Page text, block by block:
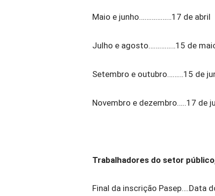
Maio e junho………………17 de abril
Julho e agosto……………15 de
Setembro e outubro………15 de
Novembro e dezembro…..17 de
Trabalhadores do setor
Final da inscrição Pasep….Data